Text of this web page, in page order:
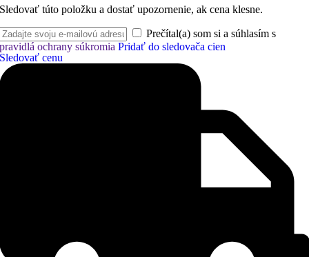
Sledovať túto položku a dostať upozornenie, ak cena klesne.
Prečítal(a) som si a súhlasím s
pravidlá ochrany súkromia Pridať do sledovača cien
Sledovať cenu